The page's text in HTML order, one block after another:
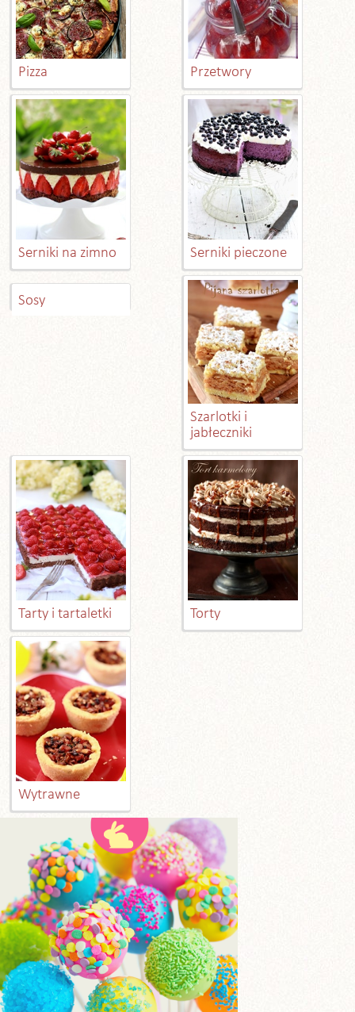
Pizza Przetwory
Serniki na zimno Serniki pieczone
Sosy
Szarlotki i
jabłeczniki
Tarty i tartaletki Torty
Wytrawne